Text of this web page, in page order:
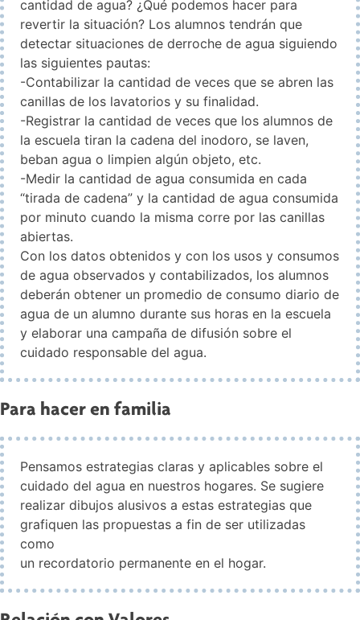
cantidad de agua? ¿Qué podemos hacer para
revertir la situación? Los alumnos tendrán que
detectar situaciones de derroche de agua siguiendo
las siguientes pautas:
-Contabilizar la cantidad de veces que se abren las
canillas de los lavatorios y su finalidad.
-Registrar la cantidad de veces que los alumnos de
la escuela tiran la cadena del inodoro, se laven,
beban agua o limpien algún objeto, etc.
-Medir la cantidad de agua consumida en cada
“tirada de cadena” y la cantidad de agua consumida
por minuto cuando la misma corre por las canillas
abiertas.
Con los datos obtenidos y con los usos y consumos
de agua observados y contabilizados, los alumnos
deberán obtener un promedio de consumo diario de
agua de un alumno durante sus horas en la escuela
y elaborar una campaña de difusión sobre el
cuidado responsable del agua.
Para hacer en familia
Pensamos estrategias claras y aplicables sobre el
cuidado del agua en nuestros hogares. Se sugiere
realizar dibujos alusivos a estas estrategias que
grafiquen las propuestas a fin de ser utilizadas
como
un recordatorio permanente en el hogar.